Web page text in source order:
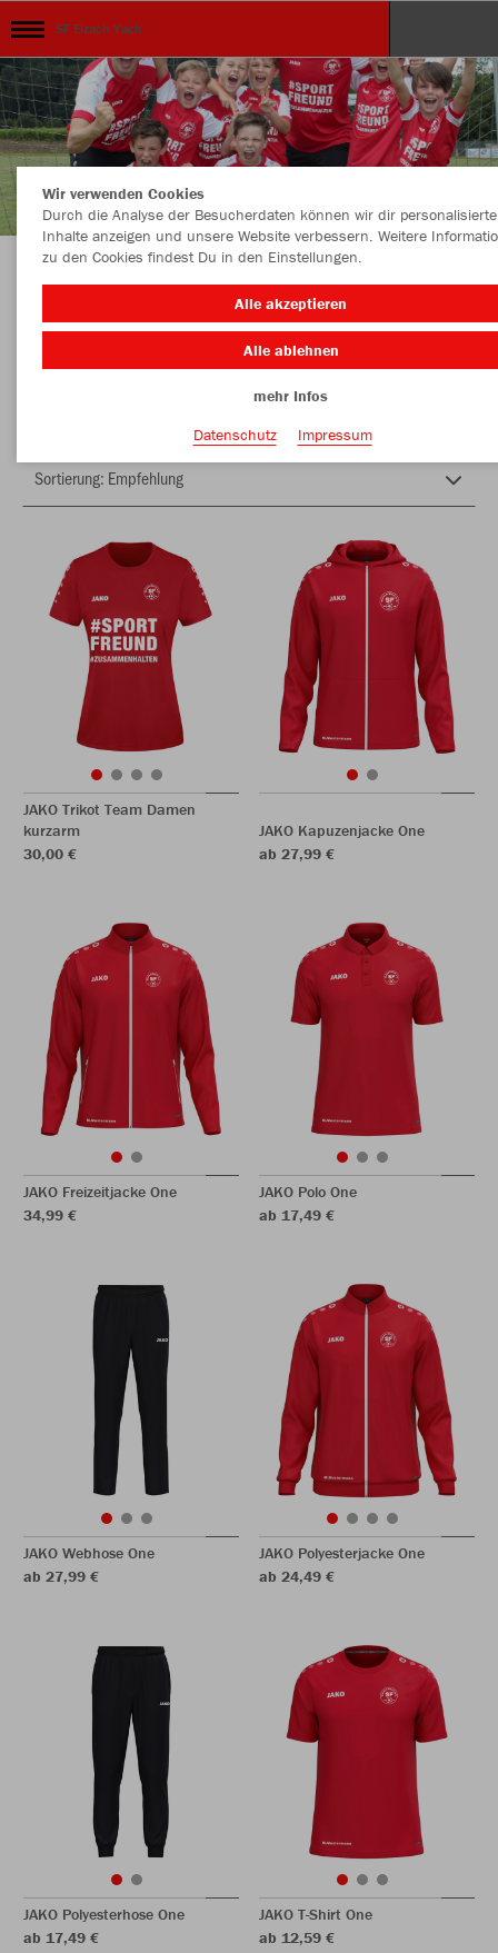
SF Elzach Yach
Unser Verein ...unsere Kollektion
Farbe
JAKO Trikot Team Damen
kurzarm
30,00 €
JAKO Kapuzenjacke One
ab 27,99 €
JAKO Freizeitjacke One
34,99 €
JAKO Polo One
ab 17,49 €
JAKO Webhose One
ab 27,99 €
JAKO Polyesterjacke One
ab 24,49 €
JAKO Polyesterhose One
ab 17,49 €
JAKO T-Shirt One
ab 12,59 €
Wir verwenden Cookies
Durch die Analyse der Besucherdaten können wir dir personalisierte
Inhalte anzeigen und unsere Website verbessern. Weitere
zu den Cookies findest Du in den Einstellungen.
Alle akzeptieren
Alle ablehnen
mehr Infos
Datenschutz
Impressum